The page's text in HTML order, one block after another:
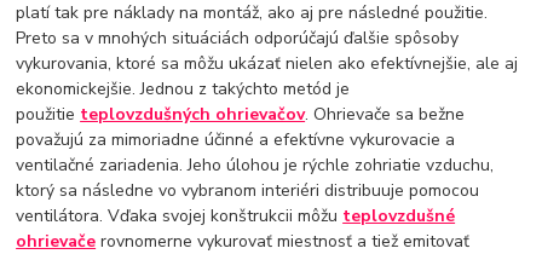
platí tak pre náklady na montáž, ako aj pre následné použitie.
Preto sa v mnohých situáciách odporúčajú ďalšie spôsoby
vykurovania, ktoré sa môžu ukázať nielen ako efektívnejšie, ale aj
ekonomickejšie. Jednou z takýchto metód je
použitie teplovzdušných ohrievačov. Ohrievače sa bežne
považujú za mimoriadne účinné a efektívne vykurovacie a
ventilačné zariadenia. Jeho úlohou je rýchle zohriatie vzduchu,
ktorý sa následne vo vybranom interiéri distribuuje pomocou
ventilátora. Vďaka svojej konštrukcii môžu teplovzdušné
ohrievače rovnomerne vykurovať miestnosť a tiež emitovať